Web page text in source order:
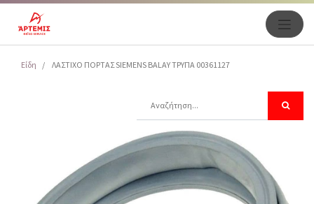
Είδη ΛΑΣΤΙΧΟ ΠΟΡΤΑΣ SIEMENS BALAY ΤΡΥΠΑ 00361127